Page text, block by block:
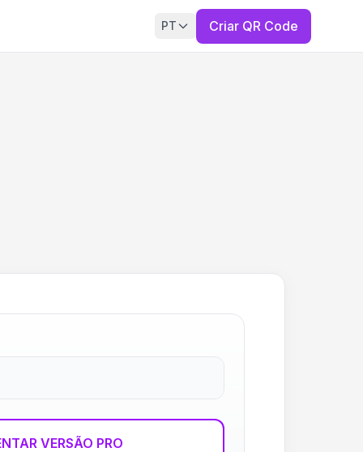
PT Criar QR Code
VERSÃO PRO